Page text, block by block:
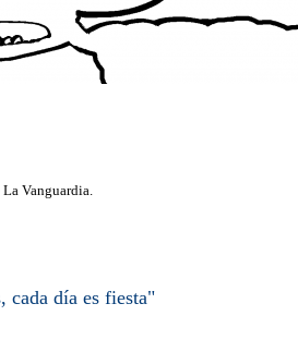
Vanguardia.
cada día es fiesta"